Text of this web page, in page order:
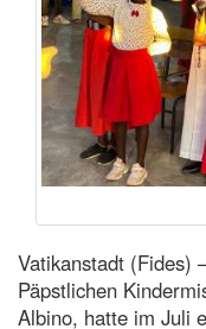
Vatikanstadt (Fides)
Päpstlichen
Albino, hatte im Juli